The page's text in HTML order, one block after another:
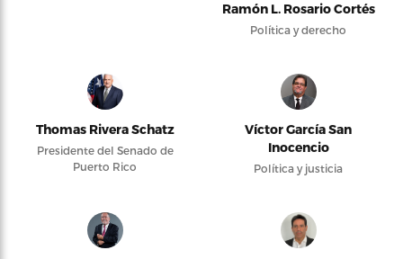
Ramón L. Rosario Cortés
Política y derecho
Thomas Rivera Schatz
Presidente del Senado de
Puerto Rico
Víctor García San
Inocencio
Política y justicia